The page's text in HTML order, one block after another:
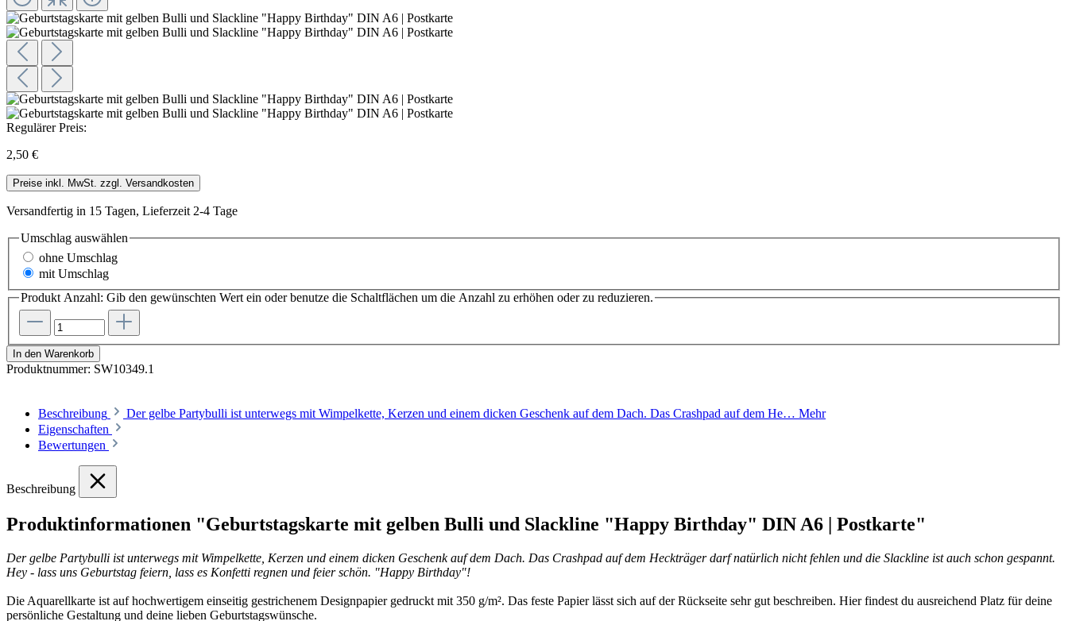
Regulärer Preis:
2,50 €
Preise inkl. MwSt. zzgl. Versandkosten
Versandfertig in 15 Tagen, Lieferzeit 2-4 Tage
Umschlag auswählen
ohne Umschlag
mit Umschlag
Produkt Anzahl: Gib den gewünschten Wert ein oder benutze die Schaltflächen um die Anzahl zu erhöhen oder zu reduzieren.
In den Warenkorb
Produktnummer: SW10349.1
Beschreibung Der gelbe Partybulli ist unterwegs mit Wimpelkette, Kerzen und einem dicken Geschenk auf dem Dach. Das Crashpad auf dem He… Mehr
Eigenschaften
Bewertungen
Beschreibung
Produktinformationen "Geburtstagskarte mit gelben Bulli und Slackline "Happy Birthday" DIN A6 | Postkarte"
Der gelbe Partybulli ist unterwegs mit Wimpelkette, Kerzen und einem dicken Geschenk auf dem Dach. Das Crashpad auf dem Heckträger darf natürlich nicht fehlen und die Slackline ist auch schon gespannt.
Hey - lass uns Geburtstag feiern, lass es Konfetti regnen und feier schön. "Happy Birthday"!
Die Aquarellkarte ist auf hochwertigem einseitig gestrichenem Designpapier gedruckt mit 350 g/m². Das feste Papier lässt sich auf der Rückseite sehr gut beschreiben. Hier findest du ausreichend Platz für deine
persönliche Gestaltung und deine lieben Geburtstagswünsche.